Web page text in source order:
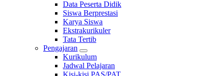
Data Peserta Didik
Siswa Berprestasi
Karya Siswa
Ekstrakurikuler
Tata Tertib
Pengajaran
Kurikulum
Jadwal Pelajaran
Kisi-kisi PAS/PAT